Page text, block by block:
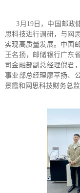
3月19日，中国邮政
思科技进行调研，与网
实现高质量发展。中国
王名扬，邮储银行广东
司金融部副总经理倪君
事业部总经理廖萃扬、
景霞和网思科技财务总